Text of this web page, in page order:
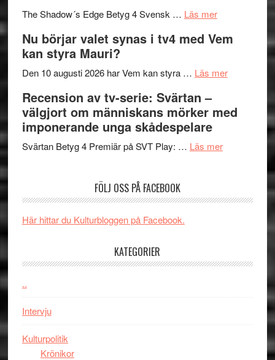
Artipelag
samtal
teater
The Shadow´s Edge Betyg 4 Svensk … Läs merom
The
´s
rolig
spännande
Chan
Nu börjar valet synas i tv4 med Vem
kan styra Mauri?
Den 10 augusti 2026 har Vem kan styra … Läs merom
valet
kan
Recension av tv-serie: Svärtan –
välgjort om människans mörker med
imponerande unga skådespelare
Svärtan Betyg 4 Premiär på SVT Play: … Läs merom
serie:
om
människans
imponerande
FÖLJ OSS PÅ FACEBOOK
Här hittar du Kulturbloggen på Facebook.
KATEGORIER
..
Intervju
Kulturpolitik
Krönikor